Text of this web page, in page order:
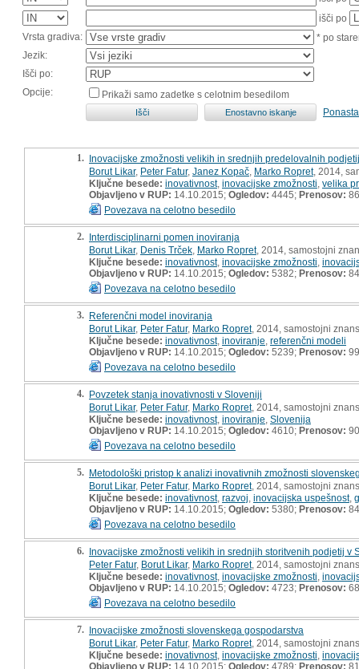
išči po
Vrsta gradiva:
* po
Jezik:
Išči po:
Opcije:
Prikaži samo zadetke s celotnim besedilom
1. Inovacijske zmožnosti velikih in srednjih predelovalnih
Borut Likar, Peter Fatur, Janez Kopač Marko Ropret, 2014,
Ključne besede: inovativnost, inovacijske zmožnosti velika
Objavljeno v RUP: 14.10.2015; Ogledov: 4445; Prenosov: 86
Povezava na celotno besedilo
2. Interdisciplinarni pomen inoviranja
Borut Likar, Denis Trček Marko Ropret, 2014, samostojni
Ključne besede: inovativnost, inovacijske zmožnosti
Objavljeno v RUP: 14.10.2015; Ogledov: 5382; Prenosov: 84
Povezava na celotno besedilo
3. Referenčni model inoviranja
Borut Likar, Peter Fatur, Marko Ropret, 2014, samostojni
Ključne besede: inovativnost, inoviranje referenčni modeli
Objavljeno v RUP: 14.10.2015; Ogledov: 5239; Prenosov: 99
Povezava na celotno besedilo
4. Povzetek stanja inovativnosti v Sloveniji
Borut Likar, Peter Fatur, Marko Ropret, 2014, samostojni
Ključne besede: inovativnost, inoviranje Slovenija
Objavljeno v RUP: 14.10.2015; Ogledov: 4610; Prenosov: 90
Povezava na celotno besedilo
5. Metodološki pristop k analizi inovativnih zmožnosti
Borut Likar, Peter Fatur, Marko Ropret, 2014, samostojni
Ključne besede: inovativnost, razvoj inovacijska uspešnost,
Objavljeno v RUP: 14.10.2015; Ogledov: 5380; Prenosov: 84
Povezava na celotno besedilo
6. Inovacijske zmožnosti velikih in srednjih storitvenih podjetij v
Peter Fatur, Borut Likar, Marko Ropret, 2014, samostojni
Ključne besede: inovativnost, inovacijske zmožnosti
Objavljeno v RUP: 14.10.2015; Ogledov: 4723; Prenosov: 68
Povezava na celotno besedilo
7. Inovacijske zmožnosti slovenskega gospodarstva
Borut Likar, Peter Fatur, Marko Ropret, 2014, samostojni
Ključne besede: inovativnost, inovacijske zmožnosti
Objavljeno v RUP: 14.10.2015; Ogledov: 4789; Prenosov: 81